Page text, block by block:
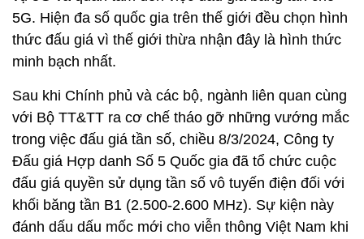
5G. Hiện đa số quốc gia trên thế giới đều chọn hình
thức đấu giá vì thế giới thừa nhận đây là hình thức
minh bạch nhất.
Sau khi Chính phủ và các bộ, ngành liên quan cùng
với Bộ TT&TT ra cơ chế tháo gỡ những vướng mắc
trong việc đấu giá tần số, chiều 8/3/2024, Công ty
Đấu giá Hợp danh Số 5 Quốc gia đã tổ chức cuộc
đấu giá quyền sử dụng tần số vô tuyến điện đối với
khối băng tần B1 (2.500-2.600 MHz). Sự kiện này
đánh dấu dấu mốc mới cho viễn thông Việt Nam khi